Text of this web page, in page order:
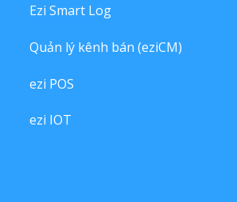
Ezi Smart Log
Quản lý kênh bán (eziCM)
ezi POS
ezi IOT